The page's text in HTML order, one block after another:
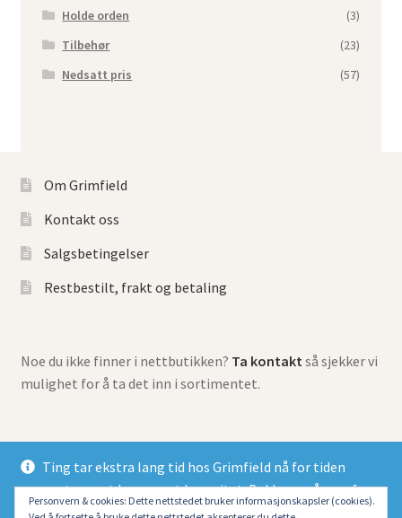
Holde orden
(3)
Tilbehør
(23)
Nedsatt pris
(57)
Om Grimfield
Kontakt oss
Salgsbetingelser
Restbestilt, frakt og betaling
Noe du ikke finner i nettbutikken? Ta kontakt så sjekker vi
mulighet for å ta det inn i sortimentet.
© Grimfield Games 2026
Ting tar ekstra lang tid hos Grimfield nå for tiden
grunnet meget begrenset kapasitet. Beklager så mye for
at alle dessverre må belage seg på lang ventetid.
Personvern & cookies: Dette nettstedet bruker informasjonskapsler (cookies).